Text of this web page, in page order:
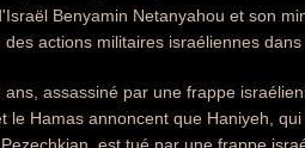
Benyamin Netanyahou et son
actions militaires israéliennes dans
assassiné par une frappe
Hamas annoncent que Haniyeh,